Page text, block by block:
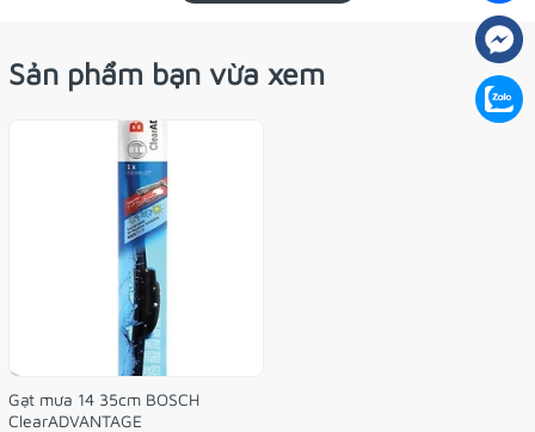
Sản phẩm bạn vừa xem
Gạt mưa 14 35cm BOSCH
ClearADVANTAGE